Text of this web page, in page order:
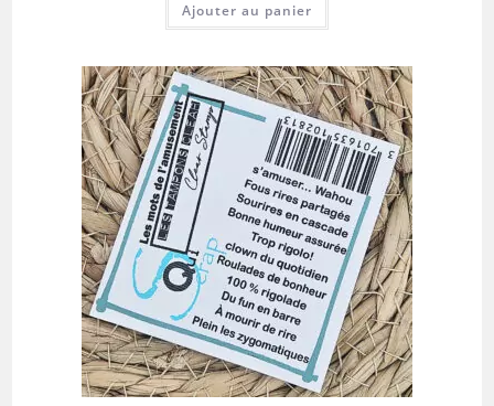
Ajouter au panier